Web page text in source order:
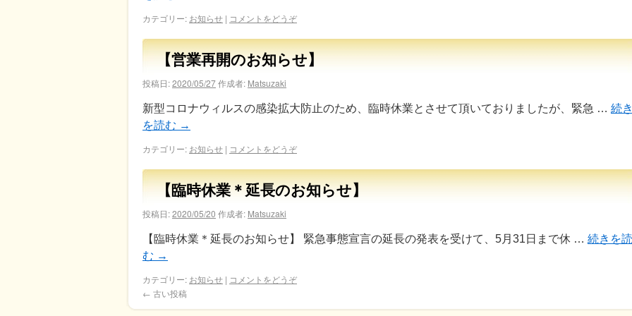
カテゴリー: お知らせ | コメントをどうぞ
【営業再開のお知らせ】
投稿日:2020/05/27作成者: Matsuzaki
新型コロナウィルスの感染拡大防止のため、臨時休業とさせて頂いておりましたが、緊急 … 続
を読む →
カテゴリー: お知らせ | コメントをどうぞ
【臨時休業＊延長のお知らせ】
投稿日:2020/05/20 作成者: Matsuzaki
【臨時休業＊延長のお知らせ】 緊急事態宣言の延長の発表を受けて、5月31日まで休 … 続きを読
む →
カテゴリー: お知らせ | コメントをどうぞ
← 古い投稿